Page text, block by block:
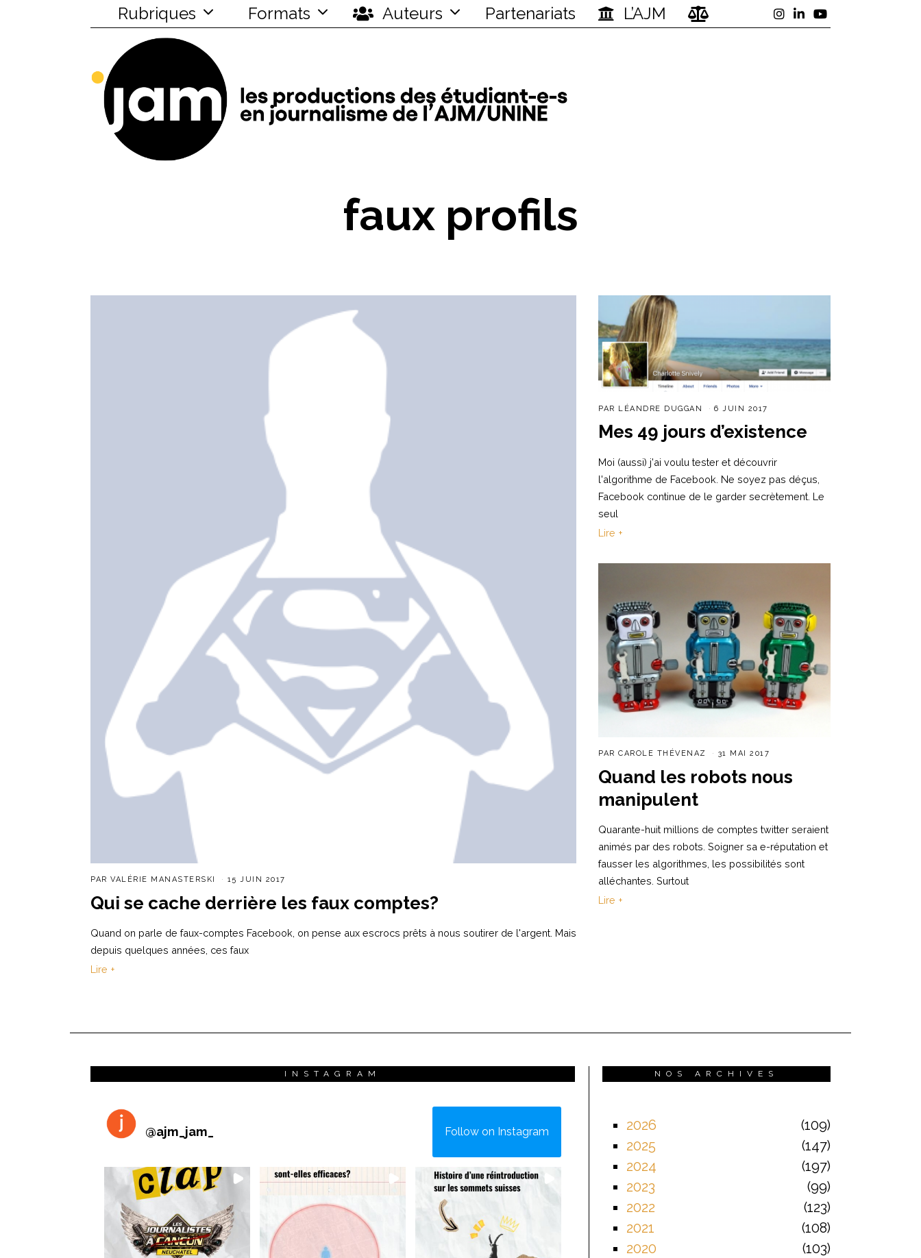
Rubriques Formats Auteurs Partenariats L’AJM
faux profils
PAR VALÉRIE MANASTERSKI 15 JUIN 2017
Qui se cache derrière les faux comptes?
Quand on parle de faux-comptes Facebook, on pense aux escrocs prêts à nous soutirer de l'argent. Mais
depuis quelques années, ces faux
Lire +
PAR LÉANDRE DUGGAN 6 JUIN 2017
Mes 49 jours d’existence
Moi (aussi) j'ai voulu tester et découvrir
l'algorithme de Facebook. Ne soyez pas déçus,
Facebook continue de le garder secrètement. Le
seul
Lire +
PARCAROLE THÉVENAZ 31 MAI 2017
Quand les robots nous
manipulent
Quarante-huit millions de comptes twitter seraient
animés par des robots. Soigner sa e-réputation et
fausser les algorithmes, les possibilités sont
alléchantes. Surtout
Lire +
INSTAGRAM
@ajm_jam_ Follow on Instagram
NOS ARCHIVES
2026
109
2025
147
2024
197
2023
99
2022
123
2021
108
2020
103